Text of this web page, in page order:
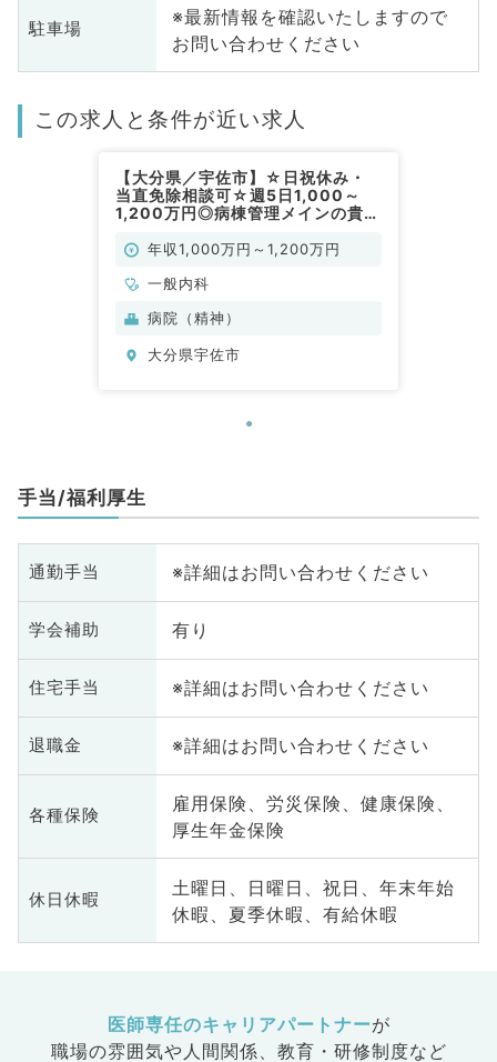
駐車場
※最新情報を確認いたしますので
お問い合わせください
この求人と条件が近い求人
【大分県／宇佐市】☆日祝休み・
当直免除相談可☆週5日1,000～
1,200万円◎病棟管理メインの貴重
年収1,000万円～1,200万円
一般内科
病院（精神）
大分県宇佐市
手当/福利厚生
通勤手当 ※詳細はお問い合わせください
学会補助 有り
住宅手当 ※詳細はお問い合わせください
退職金 ※詳細はお問い合わせください
各種保険
雇用保険、労災保険、健康保険、
厚生年金保険
休日休暇
土曜日、日曜日、祝日、年末年始
休暇、夏季休暇、有給休暇
医師専任のキャリアパートナーが
職場の雰囲気や人間関係、 教育・研修制度など